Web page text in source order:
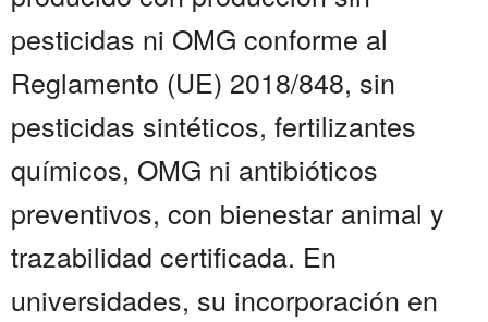
pesticidas ni OMG conforme al
Reglamento (UE) 2018/848, sin
pesticidas sintéticos, fertilizantes
químicos, OMG ni antibióticos
preventivos, con bienestar animal y
trazabilidad certificada. En
universidades, su incorporación en